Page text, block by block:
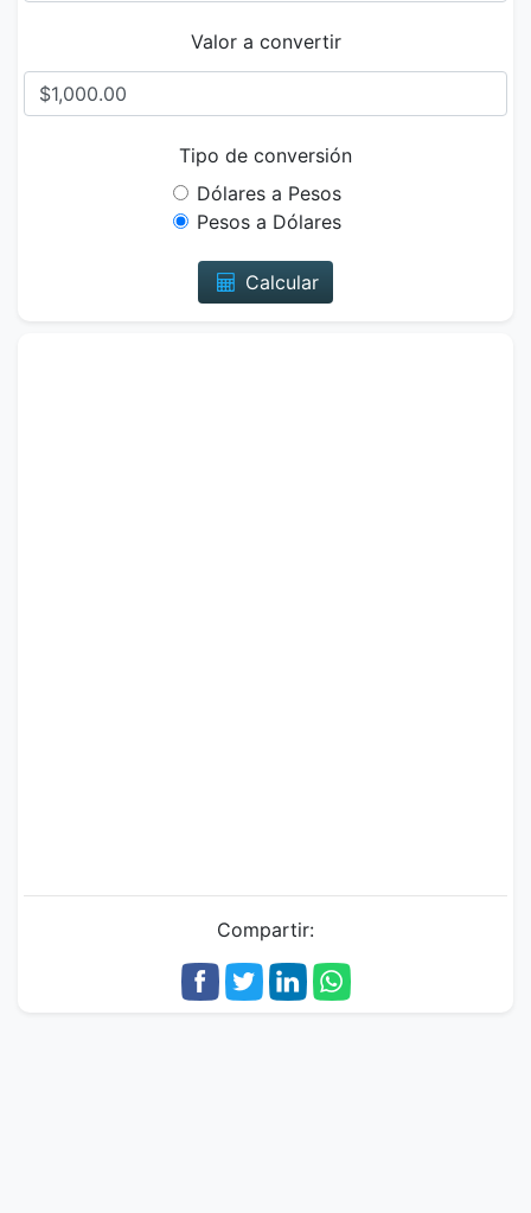
Valor a convertir
Tipo de conversión
Dólares a Pesos
Pesos a Dólares
Calcular
Compartir: